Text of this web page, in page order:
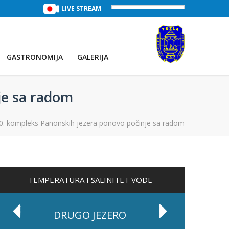
TREĆE JEZERO (Voda:28 °C, Salinitet:30 g/L)
LIVE STREAM
GASTRONOMIJA GALERIJA
sa radom
kompleks Panonskih jezera ponovo počinje sa radom
TEMPERATURA I SALINITET VODE
DRUGO JEZERO